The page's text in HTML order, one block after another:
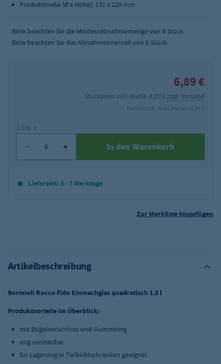
Produktmaße (Ø x Höhe): 131 x 220 mm
Bitte beachten Sie die Mindestabnahmemenge von 6 Stück.
Bitte beachten Sie das Abnahmeintervall von 6 Stück.
6,89 €
Stückpreis inkl. MwSt. 8,20 € zzgl. Versand
Preis / 6 Stk.: exkl. MwSt. 41,34 €
1 Stk. x
In den Warenkorb
Lieferzeit: 3 - 7 Werktage
Zur Merkliste hinzufügen
Artikelbeschreibung
Bormioli Rocco Fido Einmachglas quadratisch 1,5 l
Produktvorteile im Überblick:
mit Bügelverschluss und Gummiring
eng verstaubar
für Lagerung in Tielkühlschränken geeignet